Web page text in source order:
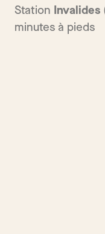
Station Invalides
minutes à pieds